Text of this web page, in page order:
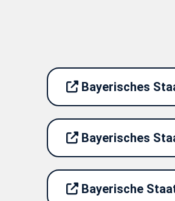
Bayerisches
Bayerisches
Bayerische